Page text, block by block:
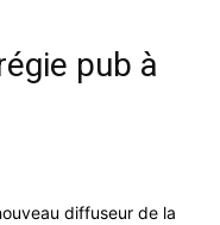
pub à
diffuseur de la